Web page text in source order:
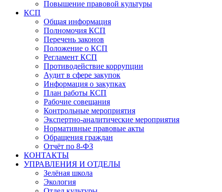
Повышение правовой культуры
КСП
Общая информация
Полномочия КСП
Перечень законов
Положение о КСП
Регламент КСП
Противодействие коррупции
Аудит в сфере закупок
Информация о закупках
План работы КСП
Рабочие совещания
Контрольные мероприятия
Экспертно-аналитические мероприятия
Нормативные правовые акты
Обращения граждан
Отчёт по 8-ФЗ
КОНТАКТЫ
УПРАВЛЕНИЯ И ОТДЕЛЫ
Зелёная школа
Экология